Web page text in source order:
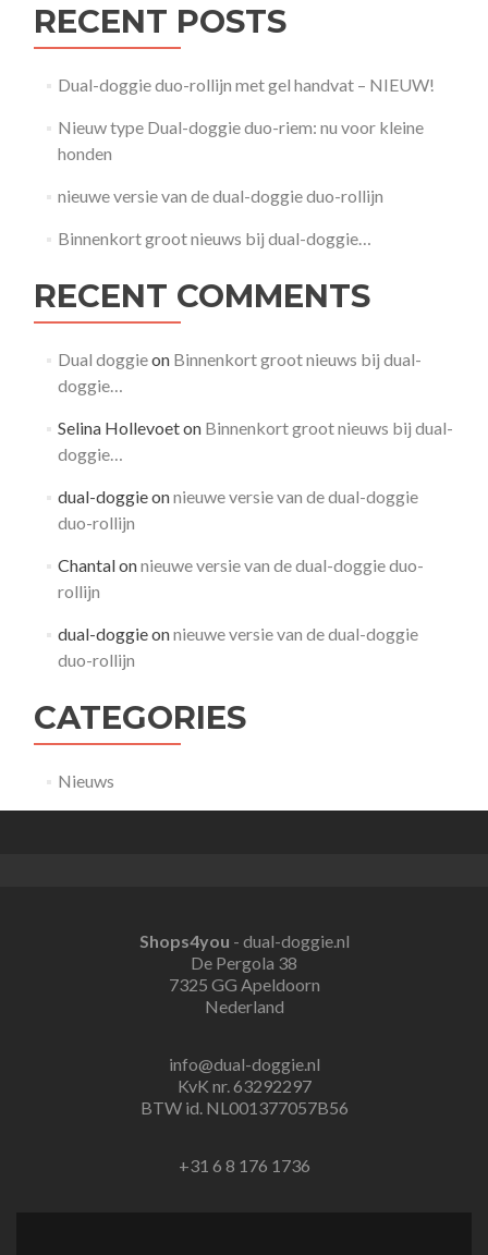
RECENT POSTS
Dual-doggie duo-rollijn met gel handvat – NIEUW!
Nieuw type Dual-doggie duo-riem: nu voor kleine
honden
nieuwe versie van de dual-doggie duo-rollijn
Binnenkort groot nieuws bij dual-doggie…
RECENT COMMENTS
Dual doggieon Binnenkort groot nieuws bij dual-
doggie…
Selina Hollevoeton Binnenkort groot nieuws bij dual-
doggie…
dual-doggieonnieuwe versie van de dual-doggie
duo-rollijn
Chantalonnieuwe versie van de dual-doggie duo-
rollijn
dual-doggieonnieuwe versie van de dual-doggie
duo-rollijn
CATEGORIES
Nieuws
Shops4you - dual-doggie.nl
De Pergola 38
7325 GG Apeldoorn
Nederland
info@dual-doggie.nl
KvK nr. 63292297
BTW id. NL001377057B56
+31 6 8 176 1736